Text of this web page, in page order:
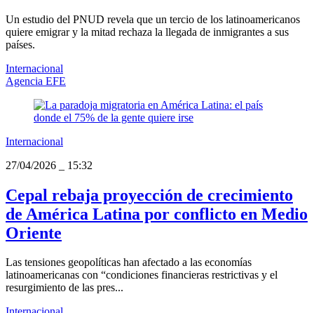
Un estudio del PNUD revela que un tercio de los latinoamericanos
quiere emigrar y la mitad rechaza la llegada de inmigrantes a sus
países.
Internacional
Agencia EFE
Internacional
27/04/2026
15:32
Cepal rebaja proyección de crecimiento
de América Latina por conflicto en Medio
Oriente
Las tensiones geopolíticas han afectado a las economías
latinoamericanas con “condiciones financieras restrictivas y el
resurgimiento de las pres...